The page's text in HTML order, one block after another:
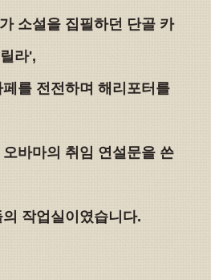
소설을 집필하던 단골 카
라',
를 전전하며 해리포터를
바마의 취임 연설문을 쓴
작업실이였습니다.